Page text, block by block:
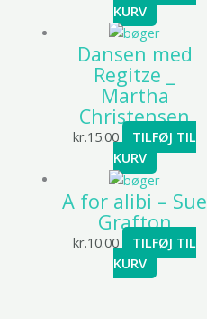
KURV
Dansen med
Regitze _
Martha
Christensen
kr.15.00
TILFØJ TIL
KURV
A for alibi – Sue
Grafton
kr.10.00
TILFØJ TIL
KURV